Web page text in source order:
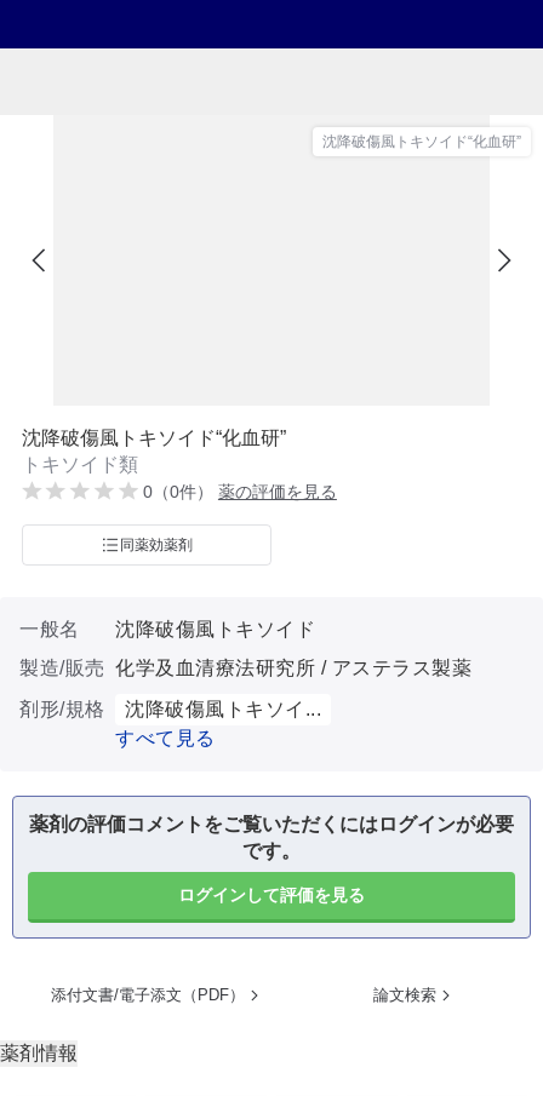
沈降破傷風トキソイド“化血研”
沈降破傷風トキソイド“化血研”
トキソイド類
0（0件） 薬の評価を見る
同薬効薬剤
一般名
沈降破傷風トキソイド
製造/販売 化学及血清療法研究所 / アステラス製薬
剤形/規格
沈降破傷風トキソイ...
すべて見る
薬剤の評価コメントをご覧いただくにはログインが必要
です。
ログインして評価を見る
添付文書/電子添文（PDF） 論文検索
薬剤情報